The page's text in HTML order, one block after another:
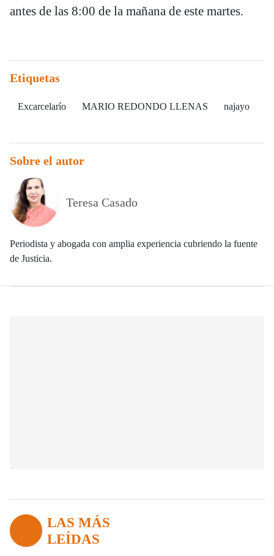
antes de las 8:00 de la mañana de este martes.
Etiquetas
Excarcelarío MARIO REDONDO LLENAS najayo
Sobre el autor
Teresa Casado
Periodista y abogada con amplia experiencia cubriendo la fuente
de Justicia.
LAS MÁS
LEÍDAS